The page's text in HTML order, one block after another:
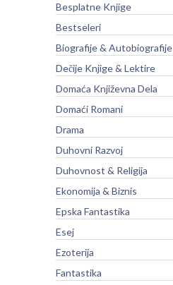
Besplatne Knjige
Bestseleri
Biografije & Autobiografije
Dečije Knjige & Lektire
Domaća Književna Dela
Domaći Romani
Drama
Duhovni Razvoj
Duhovnost & Religija
Ekonomija & Biznis
Epska Fantastika
Esej
Ezoterija
Fantastika